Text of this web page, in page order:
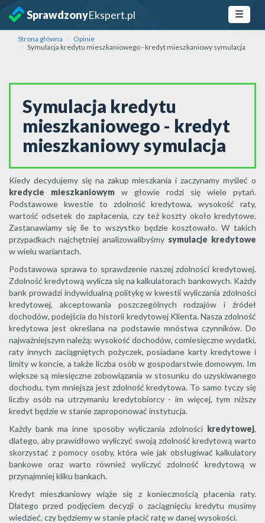
SprawdzonyEkspert.pl
Strona główna
Opinie
Symulacja kredytu mieszkaniowego - kredyt mieszkaniowy symulacja
Symulacja kredytu
mieszkaniowego - kredyt
mieszkaniowy symulacja
Kiedy decydujemy się na zakup mieszkania i zaczynamy myśleć o
kredycie mieszkaniowym w głowie rodzi się wiele pytań.
Podstawowe kwestie to zdolność kredytowa, wysokość raty,
wartość odsetek do zapłacenia, czy też koszty około kredytowe.
Zastanawiamy się ile to wszystko będzie kosztowało. W takich
przypadkach najchętniej analizowalibyśmy symulacje kredytowe
w wielu wariantach.
Podstawowa sprawa to sprawdzenie naszej zdolności kredytowej.
Zdolność kredytową wylicza się na kalkulatorach bankowych. Każdy
bank prowadzi indywidualną politykę w kwestii wyliczania zdolności
kredytowej, akceptowania poszczególnych rodzajów i źródeł
dochodów, podejścia do historii kredytowej Klienta. Nasza zdolność
kredytowa jest określana na podstawie mnóstwa czynników. Do
najważniejszym należą: wysokość dochodów, comiesięczne wydatki,
raty innych zaciągniętych pożyczek, posiadane karty kredytowe i
limity w koncie, a także liczba osób w gospodarstwie domowym. Im
większe są miesięczne zobowiązania w stosunku do uzyskiwanego
dochodu, tym mniejsza jest zdolność kredytowa. To samo tyczy się
liczby osób na utrzymaniu kredytobiorcy - im więcej, tym niższy
kredyt będzie w stanie zaproponować instytucja.
Każdy bank ma inne sposoby wyliczania zdolności kredytowej,
dlatego, aby prawidłowo wyliczyć swoją zdolność kredytową warto
skorzystać z pomocy osoby, która wie jak obsługiwać kalkulatory
bankowe oraz warto również wyliczyć zdolność kredytową w
przynajmniej kliku bankach.
Kredyt mieszkaniowy wiąże się z koniecznością płacenia raty.
Dlatego przed podjęciem decyzji o zaciągnięciu kredytu musimy
wiedzieć, czy będziemy w stanie płacić ratę w danej wysokości.